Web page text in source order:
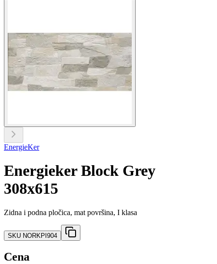
EnergieKer
Energieker Block Grey
308x615
Zidna i podna pločica, mat površina, I klasa
SKU NORKPI904
Cena